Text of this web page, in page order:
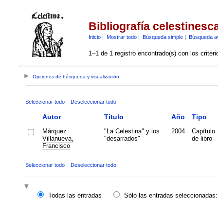
Bibliografía
Inicio| Mostrar todo| Búsqueda simple| Búsqueda
1–1 de 1 registro encontrado(s) con los
Opciones de búsqueda y visualización
Seleccionar todo Deseleccionar todo
Autor Título Año Tipo
Márquez
Villanueva,
Francisco
"La Celestina" y los
"desarrados"
2004
Capítulo
de libro
Seleccionar todo Deseleccionar todo
Todas las entradas
Sólo las entradas seleccionadas: